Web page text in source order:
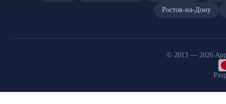
Ростов-на-Дону
© 2013 — 2026